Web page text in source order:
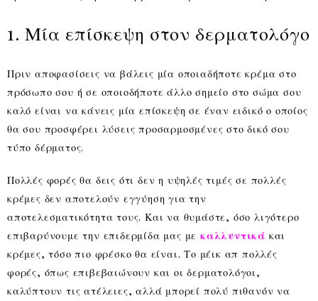
1. Μία επίσκεψη στον δερματολόγο
Πριν αποφασίσεις να βάλεις μία οποιαδήποτε κρέμα στο
πρόσωπο σου ή σε οποιοδήποτε άλλο σημείο στο σώμα σου
καλό είναι να κάνεις μία επίσκεψη σε έναν ειδικό ο οποίος
θα σου προσφέρει λύσεις προσαρμοσμένες στο δικό σου
τύπο δέρματος.
Πολλές φορές θα δεις ότι δεν η υψηλές τιμές σε πολλές
κρέμες δεν αποτελούν εγγύηση για την
αποτελεσματικότητα τους. Και να θυμάστε, όσο λιγότερο
επιβαρύνουμε την επιδερμίδα μας με καλλυντικά και
κρέμες, τόσο πιο φρέσκο θα είναι. Το μέικ απ πολλές
φορές, όπως επιβεβαιώνουν και οι δερματολόγοι,
καλύπτουν τις ατέλειες, αλλά μπορεί πολύ πιθανόν να